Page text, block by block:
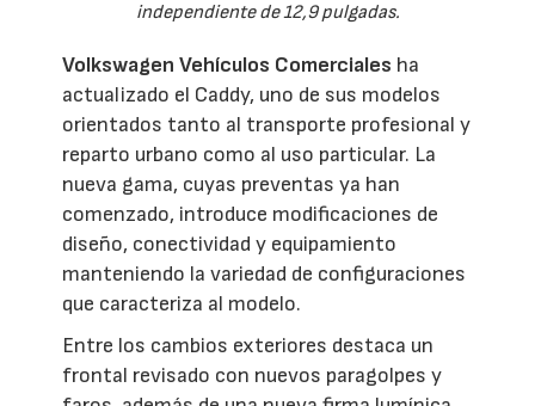
independiente de 12,9 pulgadas.
Volkswagen Vehículos Comerciales ha
actualizado el Caddy, uno de sus modelos
orientados tanto al transporte profesional y
reparto urbano como al uso particular. La
nueva gama, cuyas preventas ya han
comenzado, introduce modificaciones de
diseño, conectividad y equipamiento
manteniendo la variedad de configuraciones
que caracteriza al modelo.
Entre los cambios exteriores destaca un
frontal revisado con nuevos paragolpes y